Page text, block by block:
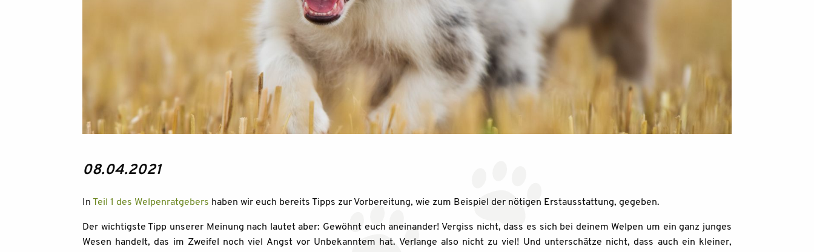
08.04.2021
In Teil 1 des Welpenratgebers haben wir euch bereits Tipps zur Vorbereitung, wie zum Beispiel der nötigen Erstausstattung, gegeben.
Der wichtigste Tipp unserer Meinung nach lautet aber: Gewöhnt euch aneinander! Vergiss nicht, dass es sich bei deinem Welpen um ein ganz junges
Wesen handelt, das im Zweifel noch viel Angst vor Unbekanntem hat. Verlange also nicht zu viel! Und unterschätze nicht, dass auch ein kleiner,